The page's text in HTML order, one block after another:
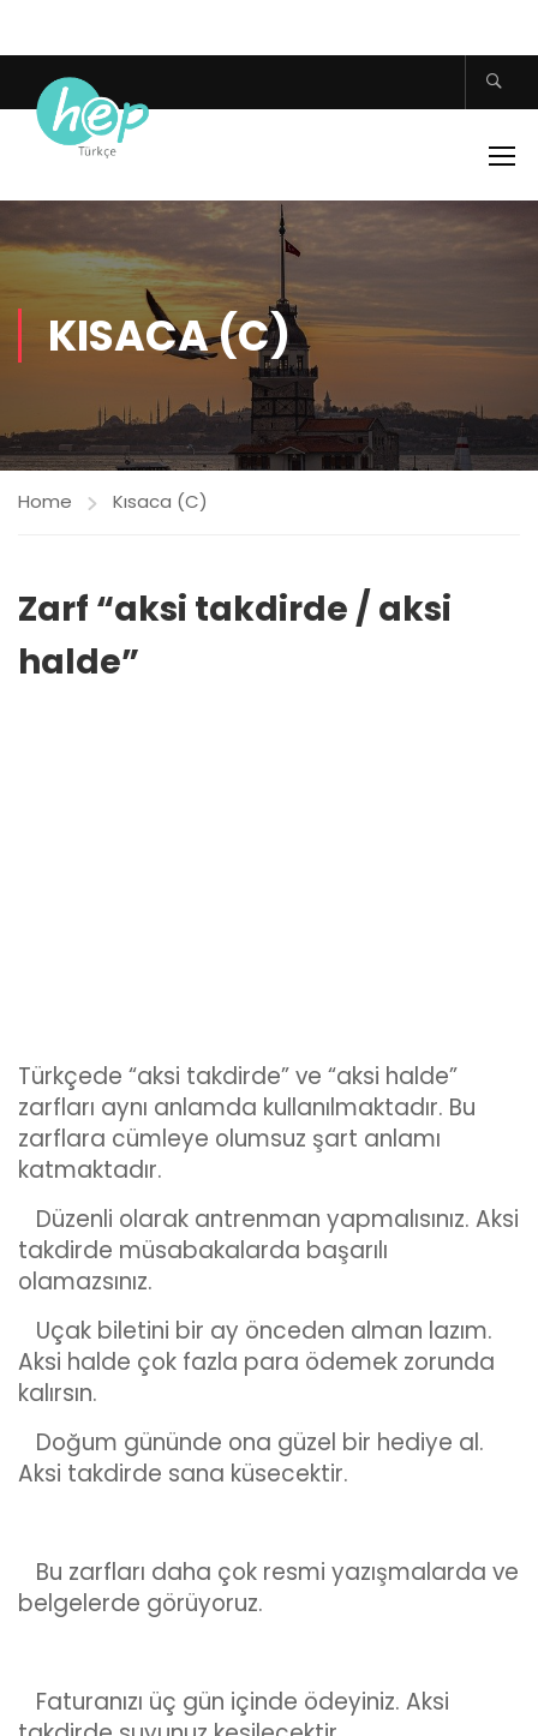
KISACA (C)
Home Kısaca (C)
Zarf “aksi takdirde / aksi
halde”
Türkçede “aksi takdirde” ve “aksi halde”
zarfları aynı anlamda kullanılmaktadır. Bu
zarflara cümleye olumsuz şart anlamı
katmaktadır.
Düzenli olarak antrenman yapmalısınız. Aksi
takdirde müsabakalarda başarılı
olamazsınız.
Uçak biletini bir ay önceden alman lazım.
Aksi halde çok fazla para ödemek zorunda
kalırsın.
Doğum gününde ona güzel bir hediye al.
Aksi takdirde sana küsecektir.
Bu zarfları daha çok resmi yazışmalarda ve
belgelerde görüyoruz.
Faturanızı üç gün içinde ödeyiniz. Aksi